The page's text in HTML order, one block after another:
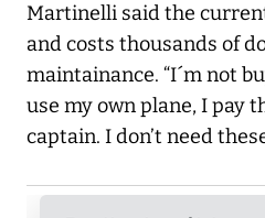
Martinelli said the
and costs thousands of
maintainance. “I´m not
use my own plane, I pay
captain. I don’t need